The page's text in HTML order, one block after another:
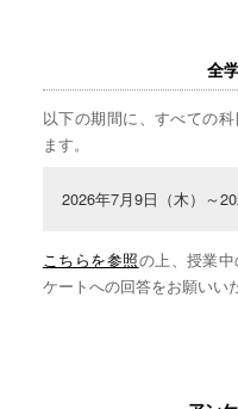
全
以下の期間に、すべての
ます。
2026年7月9日（木）～
こちらを参照の上、授業
ケートへの回答をお願いい